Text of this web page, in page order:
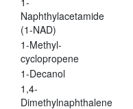
Naphthylacetamide
(1-NAD)
1-Methyl-
cyclopropene
1-Decanol
1,4-
Dimethylnaphthalene